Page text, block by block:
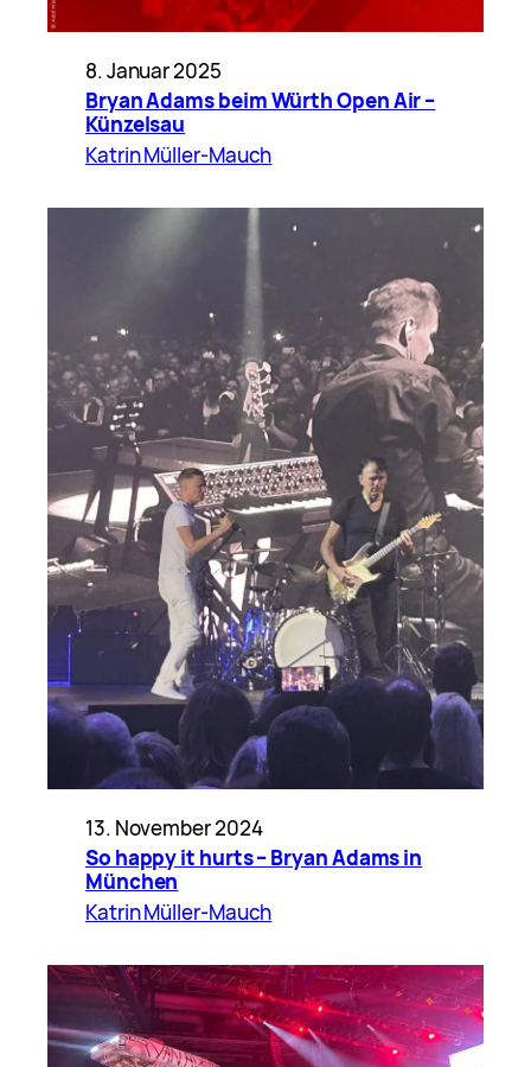
8. Januar 2025
Bryan Adams beim Würth Open Air –
Künzelsau
Katrin Müller-Mauch
13. November 2024
So happy it hurts – Bryan Adams in
München
Katrin Müller-Mauch